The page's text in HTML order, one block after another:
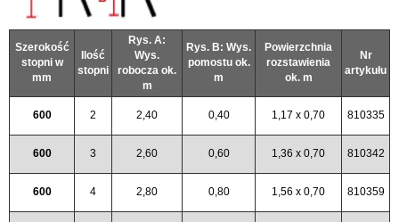
Szerokość
stopni w
mm
Ilość
stopni
Rys. A:
Wys.
robocza ok.
m
Rys. B: Wys.
pomostu ok.
m
Powierzchnia
rozstawienia
ok. m
Nr
artykułu
600 2 2,40 0,40 1,17 x 0,70 810335
600 3 2,60 0,60 1,36 x 0,70 810342
600 4 2,80 0,80 1,56 x 0,70 810359